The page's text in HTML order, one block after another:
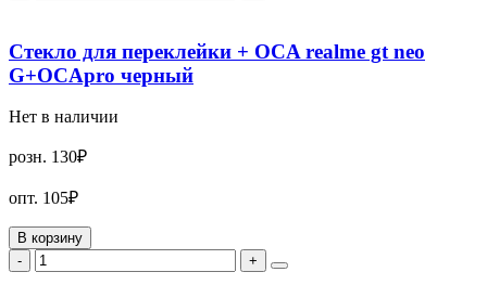
Стекло для переклейки + OCA realme gt neo
G+OCApro черный
Нет в наличии
розн. 130₽
опт. 105₽
В корзину
-
+